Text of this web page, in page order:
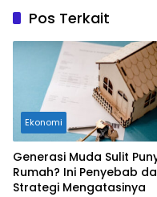
Pos Terkait
Ekonomi
Generasi Muda Sulit
Rumah? Ini Penyebab
Strategi Mengatasinya